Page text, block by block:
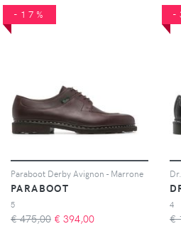
-17%
Paraboot Derby Avignon - Marrone
PARABOOT
5
€ 475,00 € 394,00
-
4
€